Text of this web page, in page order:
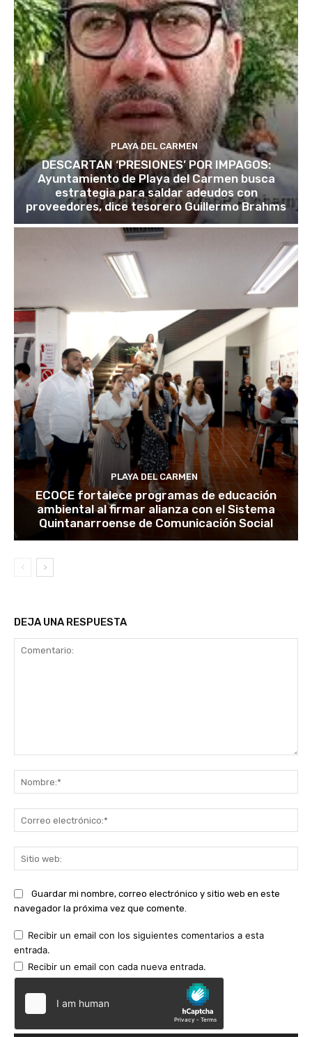
PLAYA DEL CARMEN
DESCARTAN ‘PRESIONES’ POR IMPAGOS:
Ayuntamiento de Playa del Carmen busca
estrategia para saldar adeudos con
proveedores, dice tesorero Guillermo Brahms
PLAYA DEL CARMEN
ECOCE fortalece programas de educación
ambiental al firmar alianza con el Sistema
Quintanarroense de Comunicación Social
DEJA UNA RESPUESTA
Guardar mi nombre, correo electrónico y sitio web en este
navegador la próxima vez que comente.
Recibir un email con los siguientes comentarios a esta
entrada.
Recibir un email con cada nueva entrada.